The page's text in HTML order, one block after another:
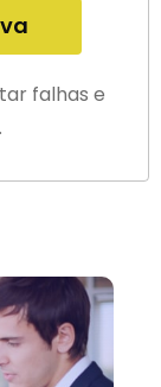
falhas e